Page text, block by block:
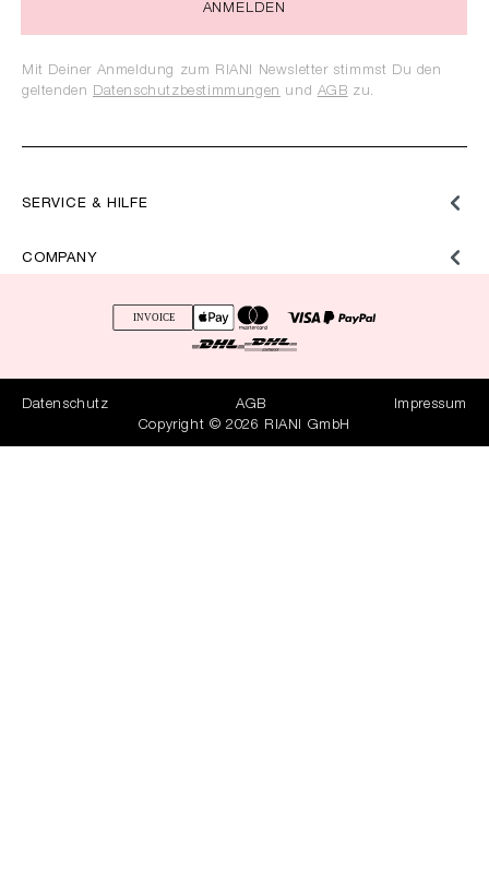
SERVICE & HILFE
COMPANY
ANMELDEN
Mit Deiner Anmeldung zum RIANI Newsletter stimmst Du den
geltenden Datenschutzbestimmungen und AGB zu.
Datenschutz AGB
Impressum
Copyright © 2026 RIANI GmbH